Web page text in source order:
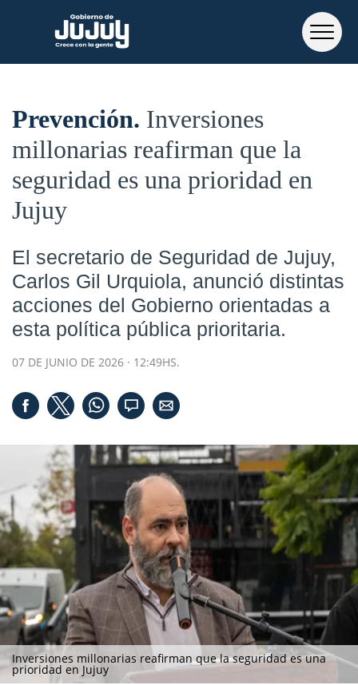
Prevención Inversiones
millonarias reafirman que la
seguridad es una prioridad en
Jujuy
El secretario de Seguridad de Jujuy,
Carlos Gil Urquiola, anunció distintas
acciones del Gobierno orientadas a
esta política pública prioritaria.
07 DE JUNIO DE 2026 · 12:49HS.
Inversiones millonarias reafirman que la seguridad es una
prioridad en Jujuy